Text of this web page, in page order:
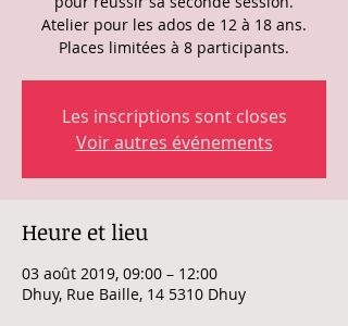
Atelier pour les ados de 12 à 18 ans.
Places limitées à 8 participants.
Les inscriptions sont closes
Voir autres événements
Heure et lieu
03 août 2019, 09:00 – 12:00
Dhuy, Rue Baille, 14 5310 Dhuy